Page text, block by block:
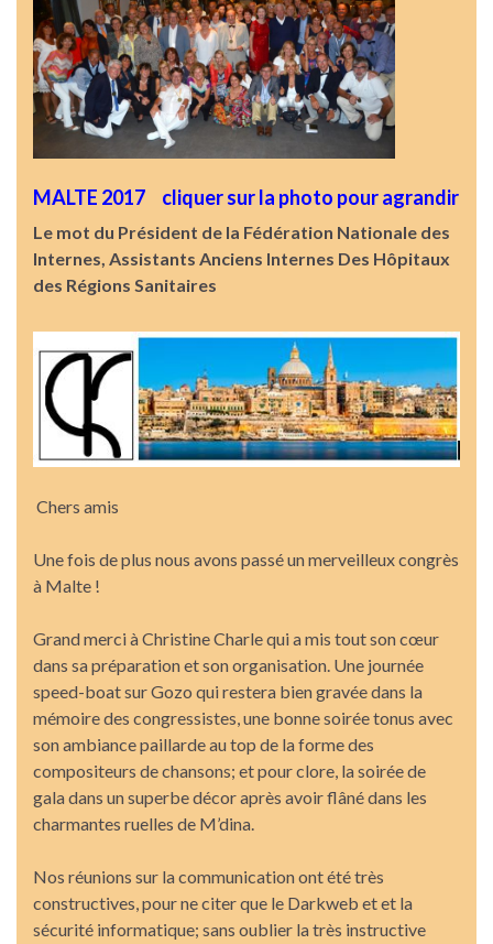
MALTE 2017 cliquer sur la photo pour agrandir
Le mot du Président de la Fédération Nationale des
Internes, Assistants Anciens Internes Des Hôpitaux
des Régions Sanitaires
Chers amis
Une fois de plus nous avons passé un merveilleux congrès
à Malte !
Grand merci à Christine Charle qui a mis tout son cœur
dans sa préparation et son organisation. Une journée
speed-boat sur Gozo qui restera bien gravée dans la
mémoire des congressistes, une bonne soirée tonus avec
son ambiance paillarde au top de la forme des
compositeurs de chansons; et pour clore, la soirée de
gala dans un superbe décor après avoir flâné dans les
charmantes ruelles de M’dina.
Nos réunions sur la communication ont été très
constructives, pour ne citer que le Darkweb et et la
sécurité informatique; sans oublier la très instructive